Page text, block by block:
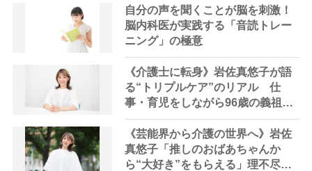
自分の声を聞くことが脳を刺激！
脳内科医が実践する「音読トレー
ニング」の極意
《介護士に転身》岩佐真悠子が語
る“トリプルケア”のリアル 仕
事・育児をしながら96歳の義祖母
と同居して介護 プロだから言え
る「家での介護は“雑”でも気にし
ない」
《芸能界から介護の世界へ》岩佐
真悠子「推しのおばあちゃんか
ら“大好き”をもらえる」理不尽さ